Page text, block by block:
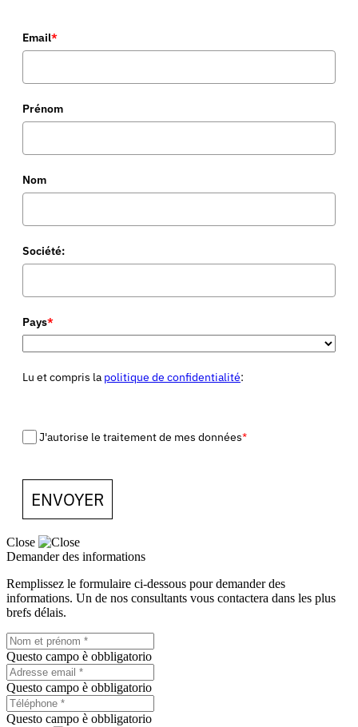
Email*
Prénom
Nom
Société:
Pays*
Lu et compris la politique de confidentialité:
J'autorise le traitement de mes données*
ENVOYER
Close
Demander des informations
Remplissez le formulaire ci-dessous pour demander des
informations. Un de nos consultants vous contactera dans les plus
brefs délais.
Questo campo è obbligatorio
Questo campo è obbligatorio
Questo campo è obbligatorio